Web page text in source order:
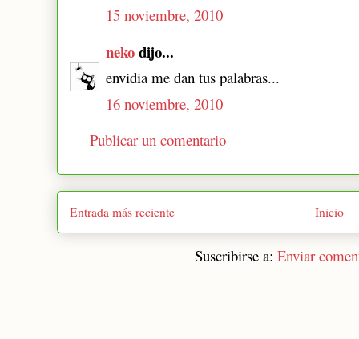
15 noviembre, 2010
nekodijo...
envidia me dan tus palabras...
16 noviembre, 2010
Publicar un comentario
Entrada más reciente Inicio
Suscribirse a: Enviar